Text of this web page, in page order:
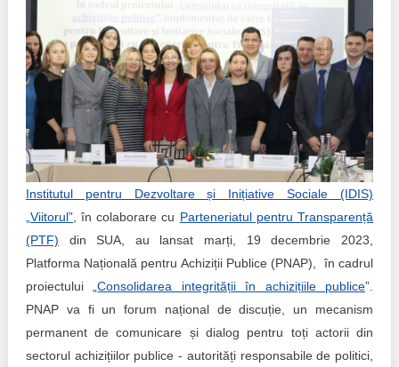
Organigrama IDIS
Anunțuri
Consiliul consulativ internațional IDIS
Proces democratic
Agenda Națională de Business
Puterea hibridă
15 minute de realism economic
Trend Hunter
Buletin EU-STRAT
Aplică la BUNELE PRACTICI
Cele mai bune și cele mai proaste politici locale din
Moldova
Institutul pentru Dezvoltare și Inițiative Sociale (IDIS)
„Viitorul”, în colaborare cu Parteneriatul pentru Transparență
(PTF) din SUA, au lansat marți, 19 decembrie 2023,
Platforma Națională pentru Achiziții Publice (PNAP), în cadrul
proiectului „Consolidarea integrității în achizițiile publice”.
PNAP va fi un forum național de discuție, un mecanism
permanent de comunicare și dialog pentru toți actorii din
sectorul achizițiilor publice - autorități responsabile de politici,